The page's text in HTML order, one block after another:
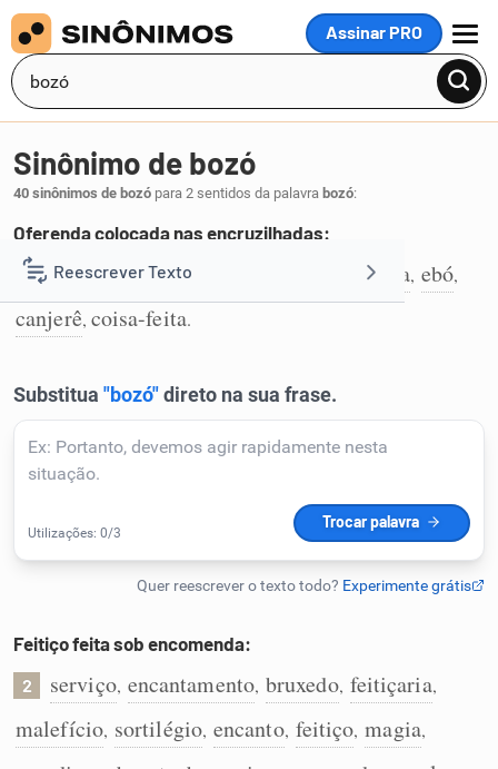
Assinar PRO
MENU
Reescrever Texto
Resumir Texto
Corrigir Texto
Detector de IA
Humanizador de IA
Cata-letras
Conexões
Sinônimo de bozó
40 sinônimos de bozó para 2 sentidos da palavra bozó:
Oferenda colocada nas encruzilhadas:
1 macumba, trabalho oferenda, ebó,
canjerê, coisa-feita.
Feitiço feita sob encomenda:
2 serviço, encantamento, bruxedo, feitiçaria,
malefício, sortilégio, encanto, feitiço, magia,